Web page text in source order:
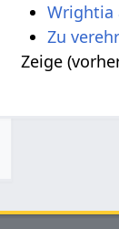
Wrightia
Zu
Zeige (